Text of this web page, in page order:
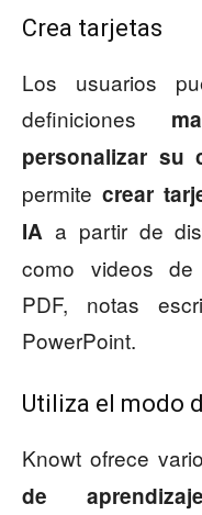
Crea tarjetas
Los usuarios
definiciones
personalizar su
permite crear
IA a partir de
como videos de
PDF, notas
PowerPoint.
Utiliza el modo
Knowt ofrece
de aprendizaje